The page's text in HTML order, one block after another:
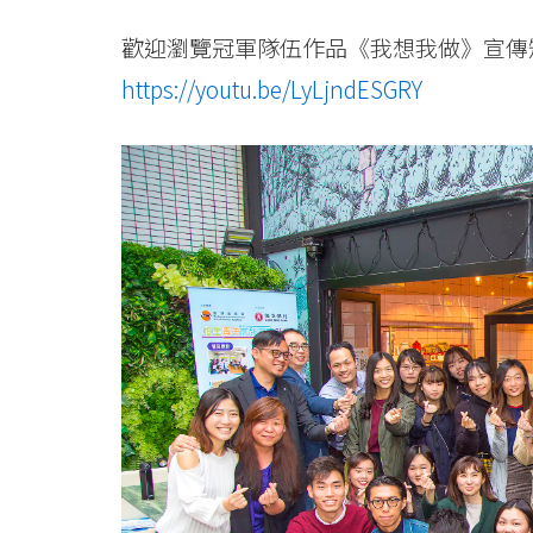
歡迎瀏覽冠軍隊伍作品《我想我做》宣
https://youtu.be/LyLjndESGRY